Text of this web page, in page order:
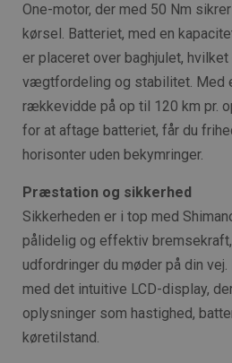
One-motor, der med 50 Nm
kørsel. Batteriet, med en
er placeret over baghjulet, hvilket
vægtfordeling og stabilitet. Med
rækkevidde på op til 120 km pr.
for at aftage batteriet, får du
horisonter uden bekymringer.
Præstation og sikkerhed
Sikkerheden er i top med
pålidelig og effektiv
udfordringer du møder på din
med det intuitive LCD-display,
oplysninger som hastighed,
køretilstand.